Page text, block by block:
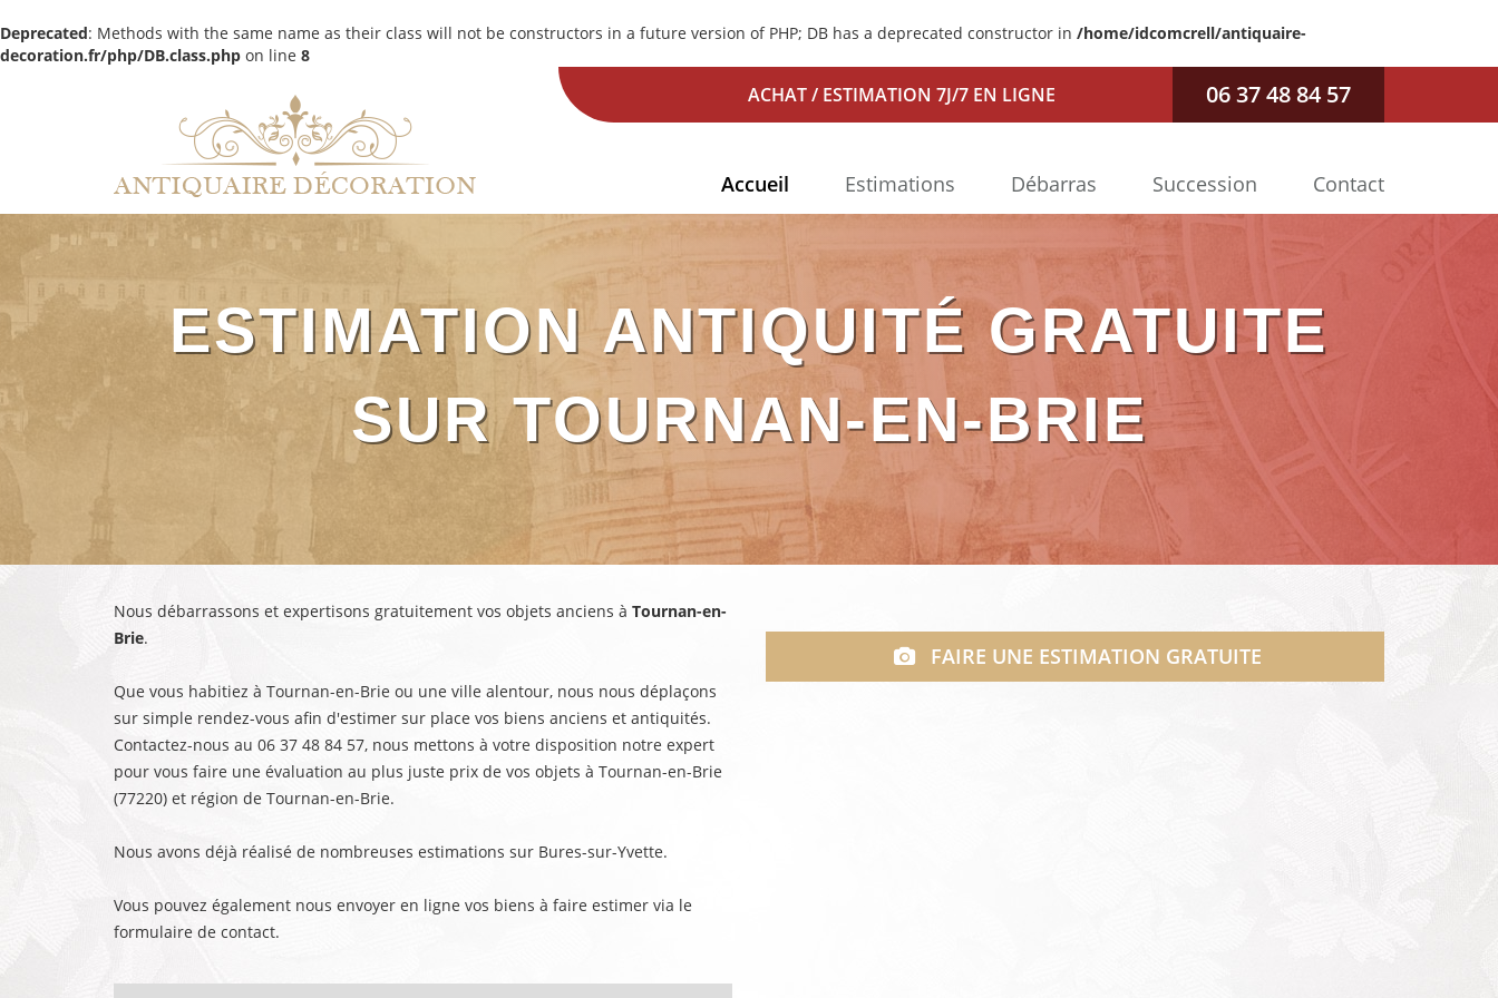
Deprecated: Methods with the same name as their class will not be constructors in a future version of PHP; DB has a deprecated constructor in /home/idcomcrell/antiquaire-
decoration.fr/php/DB.class.php on line 8
ACHAT / ESTIMATION 7J/7 EN LIGNE 06 37 48 84 57
Accueil Estimations Débarras Succession Contact
ESTIMATION ANTIQUITÉ GRATUITE
SUR TOURNAN-EN-BRIE
Nous débarrassons et expertisons gratuitement vos objets anciens à Tournan-en-
Brie.
Que vous habitiez à Tournan-en-Brie ou une ville alentour, nous nous déplaçons
sur simple rendez-vous afin d'estimer sur place vos biens anciens et antiquités.
Contactez-nous au 06 37 48 84 57, nous mettons à votre disposition notre expert
pour vous faire une évaluation au plus juste prix de vos objets à Tournan-en-Brie
(77220) et région de Tournan-en-Brie.
Nous avons déjà réalisé de nombreuses estimations sur Bures-sur-Yvette.
Vous pouvez également nous envoyer en ligne vos biens à faire estimer via le
formulaire de contact.
FAIRE UNE ESTIMATION GRATUITE